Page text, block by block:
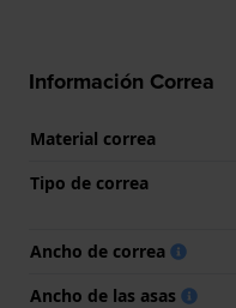
Información Correa
Material correa
Tipo de correa
Ancho de correa
Ancho de las asas